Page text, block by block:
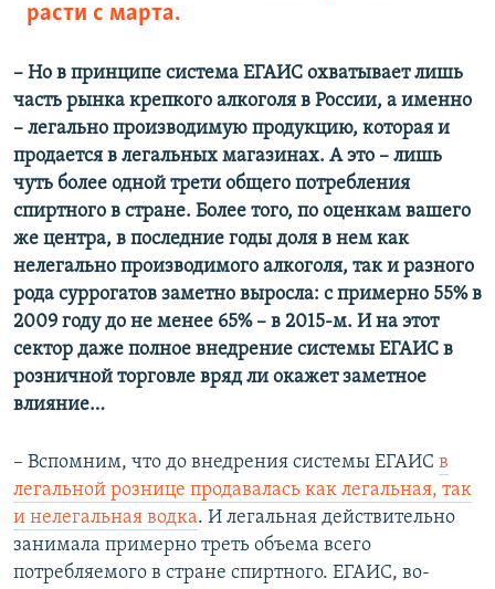
расти с марта.
– ​Но в принципе система ЕГАИС охватывает лишь
часть рынка крепкого алкоголя в России, а именно
– легально производимую продукцию, которая и
продается в легальных магазинах. А это – лишь
чуть более одной трети общего потребления
спиртного в стране. Более того, по оценкам вашего
же центра, в последние годы доля в нем как
нелегально производимого алкоголя, так и разного
рода суррогатов заметно выросла: с примерно 55% в
2009 году до не менее 65% – ​в 2015-м. И на этот
сектор даже полное внедрение системы ЕГАИС в
розничной торговле вряд ли окажет заметное
влияние…
– Вспомним, что до внедрения системы ЕГАИС в
легальной рознице продавалась как легальная, так
и нелегальная водка. И легальная действительно
занимала примерно треть объема всего
потребляемого в стране спиртного. ЕГАИС, во-